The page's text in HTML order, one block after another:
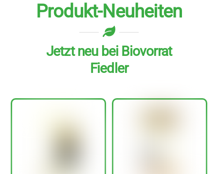
Produkt-Neuheiten
Jetzt neu bei Biovorrat
Fiedler